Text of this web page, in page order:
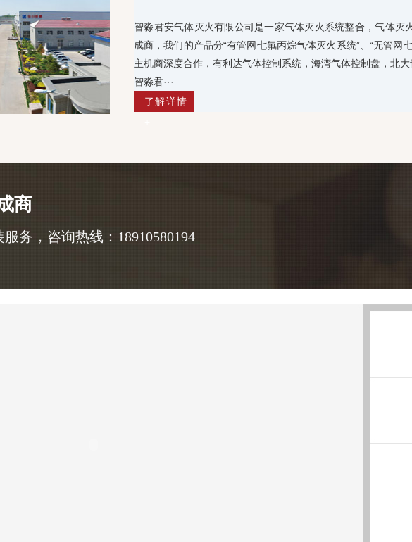
智淼君安气体灭火有限公司是一家气体灭火系统整合，气体灭
成商，我们的产品分“有管网七氟丙烷气体灭火系统”、“无管网
主机商深度合作，有利达气体控制系统，海湾气体控制盘，北大
智淼君···
了解详情
商
务，咨询热线：18910580194